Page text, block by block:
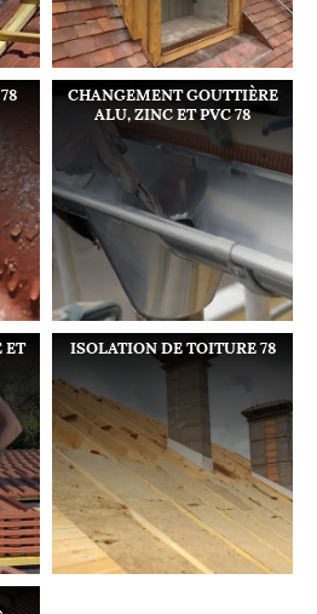
CHANGEMENT GOUTTIÈRE
ALU, ZINC ET PVC 78
ET
ISOLATION DE TOITURE 78